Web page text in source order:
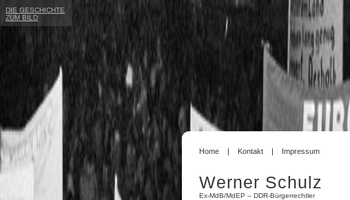
Home Kontakt Impressum
Werner Schulz
Ex-MdB/MdEP – DDR-Bürgerrechtler
DIE GESCHICHTE
ZUM BILD